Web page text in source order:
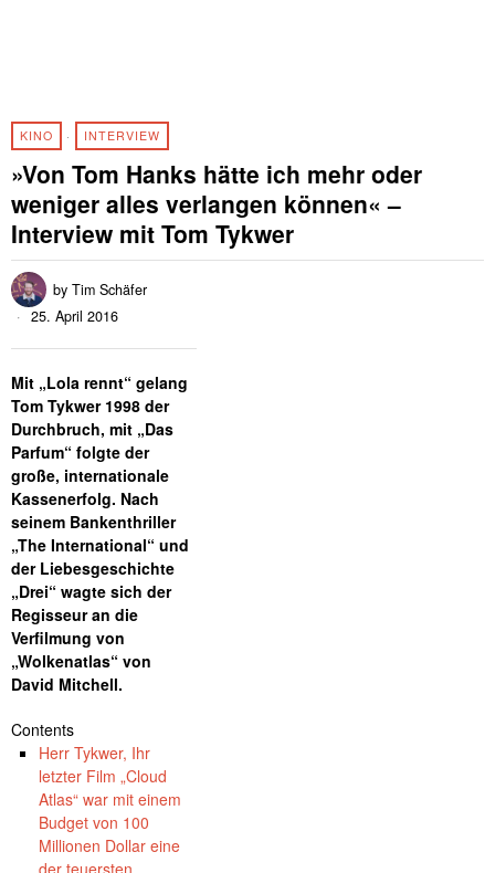
KINO · INTERVIEW
»Von Tom Hanks hätte ich mehr oder
weniger alles verlangen können« –
Interview mit Tom Tykwer
by Tim Schäfer
25. April 2016
Mit „Lola rennt“ gelang
Tom Tykwer 1998 der
Durchbruch, mit „Das
Parfum“ folgte der
große, internationale
Kassenerfolg. Nach
seinem Bankenthriller
„The International“ und
der Liebesgeschichte
„Drei“ wagte sich der
Regisseur an die
Verfilmung von
„Wolkenatlas“ von
David Mitchell.
Contents
Herr Tykwer, Ihr
letzter Film „Cloud
Atlas“ war mit einem
Budget von 100
Millionen Dollar eine
der teuersten